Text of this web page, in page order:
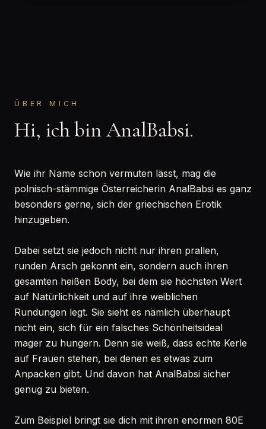
ÜBER MICH
Hi, ich bin AnalBabsi.
Wie ihr Name schon vermuten lässt, mag die
polnisch-stämmige Österreicherin AnalBabsi es ganz
besonders gerne, sich der griechischen Erotik
hinzugeben.
Dabei setzt sie jedoch nicht nur ihren prallen,
runden Arsch gekonnt ein, sondern auch ihren
gesamten heißen Body, bei dem sie höchsten Wert
auf Natürlichkeit und auf ihre weiblichen
Rundungen legt. Sie sieht es nämlich überhaupt
nicht ein, sich für ein falsches Schönheitsideal
mager zu hungern. Denn sie weiß, dass echte Kerle
auf Frauen stehen, bei denen es etwas zum
Anpacken gibt. Und davon hat AnalBabsi sicher
genug zu bieten.
Zum Beispiel bringt sie dich mit ihren enormen 80E